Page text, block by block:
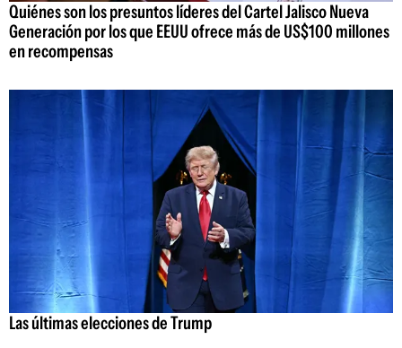
Quiénes son los presuntos líderes del Cartel Jalisco Nueva
Generación por los que EEUU ofrece más de US$100 millones
en recompensas
Las últimas elecciones de Trump